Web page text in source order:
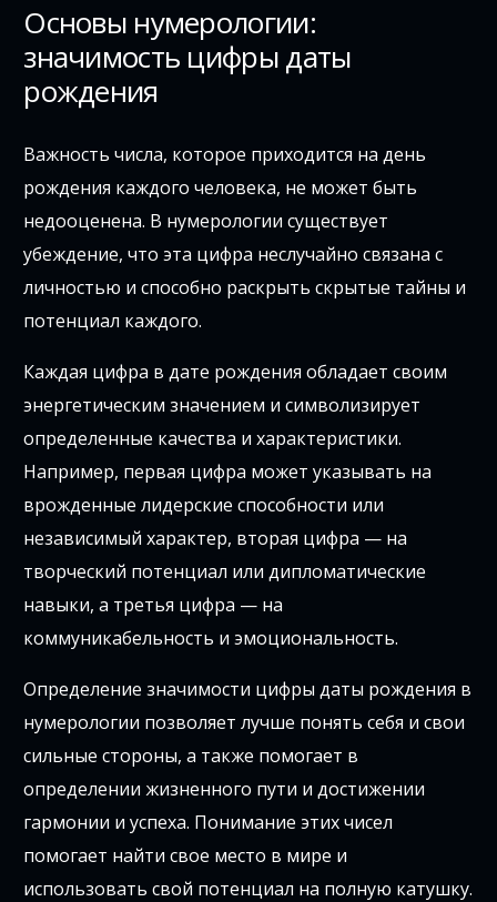
Основы нумерологии:
значимость цифры даты
рождения
Важность числа, которое приходится на день
рождения каждого человека, не может быть
недооценена. В нумерологии существует
убеждение, что эта цифра неслучайно связана с
личностью и способно раскрыть скрытые тайны и
потенциал каждого.
Каждая цифра в дате рождения обладает своим
энергетическим значением и символизирует
определенные качества и характеристики.
Например, первая цифра может указывать на
врожденные лидерские способности или
независимый характер, вторая цифра — на
творческий потенциал или дипломатические
навыки, а третья цифра — на
коммуникабельность и эмоциональность.
Определение значимости цифры даты рождения в
нумерологии позволяет лучше понять себя и свои
сильные стороны, а также помогает в
определении жизненного пути и достижении
гармонии и успеха. Понимание этих чисел
помогает найти свое место в мире и
использовать свой потенциал на полную катушку.